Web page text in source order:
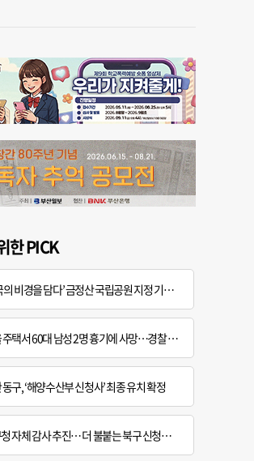
한 PICK
비경을 담다’ 금정산 국립공원 지정 기념 전시회
택서 60대 남성 2명 흉기에 사망…경찰 수사 중
구, ‘해양수산부 신청사’ 최종 유치 확정
자체 감사 추진… 더 불붙는 북구 신청사 갈등